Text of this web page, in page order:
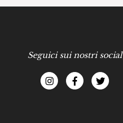
Seguici sui nostri social